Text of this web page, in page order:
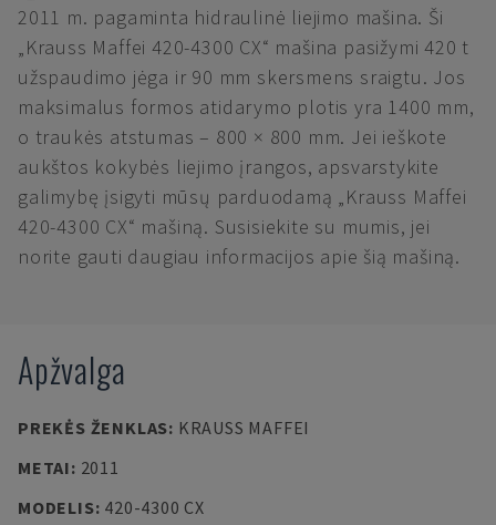
2011 m. pagaminta hidraulinė liejimo mašina. Ši
„Krauss Maffei 420-4300 CX“ mašina pasižymi 420 t
užspaudimo jėga ir 90 mm skersmens sraigtu. Jos
maksimalus formos atidarymo plotis yra 1400 mm,
o traukės atstumas – 800 × 800 mm. Jei ieškote
aukštos kokybės liejimo įrangos, apsvarstykite
galimybę įsigyti mūsų parduodamą „Krauss Maffei
420-4300 CX“ mašiną. Susisiekite su mumis, jei
norite gauti daugiau informacijos apie šią mašiną.
Apžvalga
PREKĖS ŽENKLAS: KRAUSS MAFFEI
METAI: 2011
MODELIS: 420-4300 CX